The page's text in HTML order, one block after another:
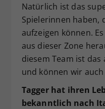
Natürlich ist das
Spielerinnen haben,
aufzeigen können.
aus dieser Zone
diesem Team ist
und können wir
Tagger hat ihren
bekanntlich nach